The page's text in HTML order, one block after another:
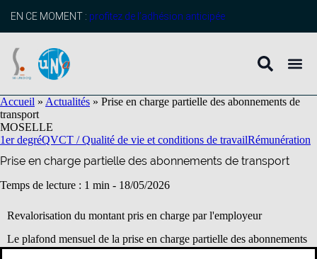
principal
EN CE MOMENT : profitez de l’adhésion anticipée
Accueil » Actualités » Prise en charge partielle des abonnements de
transport
MOSELLE
1er degréQVCT / Qualité de vie et conditions de travailRémunération
Prise en charge partielle des abonnements de transport
Temps de lecture : 1 min - 18/05/2026
Revalorisation du montant pris en charge par l'employeur
Le plafond mensuel de la prise en charge partielle des abonnements
de transport est revalorisé à hauteur de 104,04€ à compter du 1er